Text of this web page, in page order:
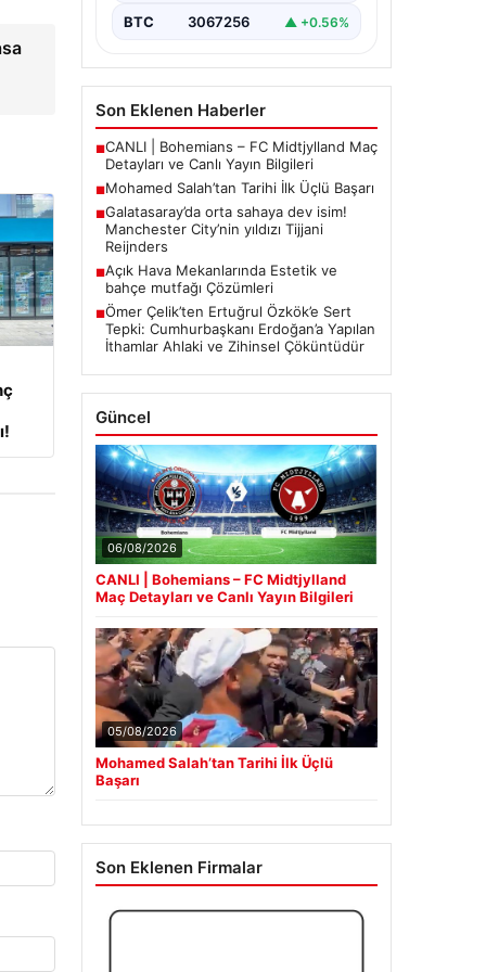
BTC 3067256 ▲ +0.56%
Son Eklenen Haberler
■CANLI | Bohemians – FC Midtjylland Maç
Detayları ve Canlı Yayın Bilgileri
■Mohamed Salah’tan Tarihi İlk Üçlü Başarı
■Galatasaray’da orta sahaya dev isim!
Manchester City’nin yıldızı Tijjani
Reijnders
■Açık Hava Mekanlarında Estetik ve
bahçe mutfağı Çözümleri
■Ömer Çelik’ten Ertuğrul Özkök’e Sert
Tepki: Cumhurbaşkanı Erdoğan’a Yapılan
İthamlar Ahlaki ve Zihinsel Çöküntüdür
Güncel
06/08/2026
CANLI | Bohemians – FC Midtjylland
Maç Detayları ve Canlı Yayın Bilgileri
05/08/2026
Mohamed Salah’tan Tarihi İlk Üçlü
Başarı
Son Eklenen Firmalar